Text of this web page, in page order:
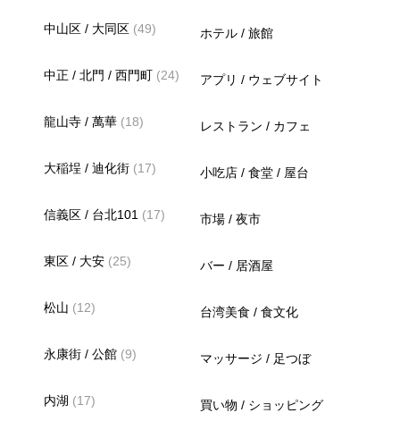
中山区 / 大同区 (49)
中正 / 北門 / 西門町 (24)
龍山寺 / 萬華 (18)
大稲埕 / 迪化街 (17)
信義区 / 台北101 (17)
東区 / 大安 (25)
松山 (12)
永康街 / 公館 (9)
内湖 (17)
ホテル / 旅館
アプリ / ウェブサイト
レストラン / カフェ
小吃店 / 食堂 / 屋台
市場 / 夜市
バー / 居酒屋
台湾美食 / 食文化
マッサージ / 足つぼ
買い物 / ショッピング